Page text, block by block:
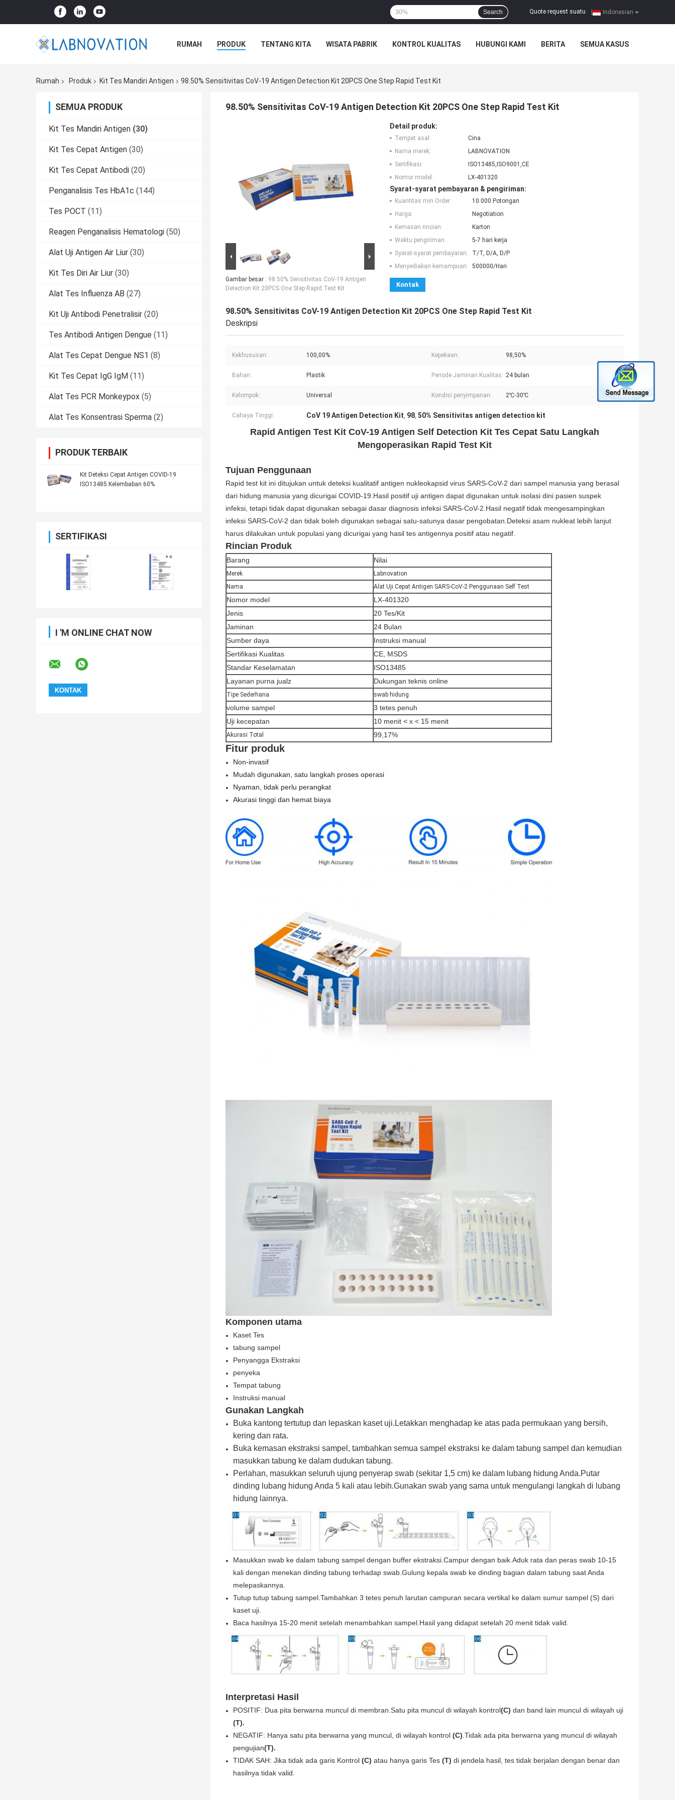
Indonesian
Quote request suatu
Search
RUMAH PRODUK TENTANG KITA WISATA PABRIK KONTROL KUALITAS HUBUNGI KAMI BERITA SEMUA KASUS
Rumah Produk Kit Tes Mandiri Antigen 98.50% Sensitivitas CoV-19 Antigen Detection Kit 20PCS One Step Rapid Test Kit
SEMUA PRODUK
Kit Tes Mandiri Antigen (30)
Kit Tes Cepat Antigen (30)
Kit Tes Cepat Antibodi (20)
Penganalisis Tes HbA1c (144)
Tes POCT (11)
Reagen Penganalisis Hematologi (50)
Alat Uji Antigen Air Liur (30)
Kit Tes Diri Air Liur (30)
Alat Tes Influenza AB (27)
Kit Uji Antibodi Penetralisir (20)
Tes Antibodi Antigen Dengue (11)
Alat Tes Cepat Dengue NS1 (8)
Kit Tes Cepat IgG IgM (11)
Alat Tes PCR Monkeypox (5)
Alat Tes Konsentrasi Sperma (2)
PRODUK TERBAIK
Kit Deteksi Cepat Antigen COVID-19
ISO13485 Kelembaban 60%
SERTIFIKASI
I 'M ONLINE CHAT NOW
98.50% Sensitivitas CoV-19 Antigen Detection Kit 20PCS One Step Rapid Test Kit
Gambar besar : 98.50% Sensitivitas CoV-19 Antigen
Detection Kit 20PCS One Step Rapid Test Kit
Detail produk:
Tempat asal:
Cina
Nama merek:
LABNOVATION
Sertifikasi:
ISO13485,ISO9001,CE
Nomor model:
LX-401320
Syarat-syarat pembayaran & pengiriman:
Kuantitas min Order:
10.000 Potongan
Harga:
Negotiation
Kemasan rincian:
Karton
Waktu pengiriman:
5-7 hari kerja
Syarat-syarat pembayaran:
T/T, D/A, D/P
Menyediakan kemampuan:
500000/Hari
Kontak
98.50% Sensitivitas CoV-19 Antigen Detection Kit 20PCS One Step Rapid Test Kit
Deskripsi
Kekhususan: 100,00% Kepekaan: 98,50%
Bahan: Plastik Periode Jaminan Kualitas: 24 bulan
Kelompok: Universal Kondisi penyimpanan: 2℃-30℃
Cahaya Tinggi: CoV 19 Antigen Detection Kit, 98, 50% Sensitivitas antigen detection kit
Rapid Antigen Test Kit CoV-19 Antigen Self Detection Kit Tes Cepat Satu Langkah
Mengoperasikan Rapid Test Kit
Tujuan Penggunaan
Rapid test kit ini ditujukan untuk deteksi kualitatif antigen nukleokapsid virus SARS-CoV-2 dari sampel manusia yang berasal
dari hidung manusia yang dicurigai COVID-19.Hasil positif uji antigen dapat digunakan untuk isolasi dini pasien suspek
infeksi, tetapi tidak dapat digunakan sebagai dasar diagnosis infeksi SARS-CoV-2.Hasil negatif tidak mengesampingkan
infeksi SARS-CoV-2 dan tidak boleh digunakan sebagai satu-satunya dasar pengobatan.Deteksi asam nukleat lebih lanjut
harus dilakukan untuk populasi yang dicurigai yang hasil tes antigennya positif atau negatif.
Rincian Produk
Barang Nilai
Merek
Labnovation
Nama
Alat Uji Cepat Antigen SARS-CoV-2 Penggunaan Self Test
Nomor model
LX-401320
Jenis
20 Tes/Kit
Jaminan
24 Bulan
Sumber daya
Instruksi manual
Sertifikasi Kualitas
CE, MSDS
Standar Keselamatan
ISO13485
Layanan purna jualz
Dukungan teknis online
Tipe Sederhana swab hidung
volume sampel
3 tetes penuh
Uji kecepatan
10 menit < x < 15 menit
Akurasi Total 99,17%
Fitur produk
Non-invasif
Mudah digunakan, satu langkah proses operasi
Nyaman, tidak perlu perangkat
Akurasi tinggi dan hemat biaya
Komponen utama
Kaset Tes
tabung sampel
Penyangga Ekstraksi
penyeka
Tempat tabung
Instruksi manual
Gunakan Langkah
Buka kantong tertutup dan lepaskan kaset uji.Letakkan menghadap ke atas pada permukaan yang bersih,
kering dan rata.
Buka kemasan ekstraksi sampel, tambahkan semua sampel ekstraksi ke dalam tabung sampel dan kemudian
masukkan tabung ke dalam dudukan tabung.
Perlahan, masukkan seluruh ujung penyerap swab (sekitar 1,5 cm) ke dalam lubang hidung Anda.Putar
dinding lubang hidung Anda 5 kali atau lebih.Gunakan swab yang sama untuk mengulangi langkah di lubang
hidung lainnya.
Masukkan swab ke dalam tabung sampel dengan buffer ekstraksi.Campur dengan baik.Aduk rata dan peras swab 10-15
kali dengan menekan dinding tabung terhadap swab.Gulung kepala swab ke dinding bagian dalam tabung saat Anda
melepaskannya.
Tutup tutup tabung sampel.Tambahkan 3 tetes penuh larutan campuran secara vertikal ke dalam sumur sampel (S) dari
kaset uji.
Baca hasilnya 15-20 menit setelah menambahkan sampel.Hasil yang didapat setelah 20 menit tidak valid.
Interpretasi Hasil
POSITIF: Dua pita berwarna muncul di membran.Satu pita muncul di wilayah kontrol(C) dan band lain muncul di wilayah uji
(T).
NEGATIF: Hanya satu pita berwarna yang muncul, di wilayah kontrol (C).Tidak ada pita berwarna yang muncul di wilayah
pengujian(T).
TIDAK SAH: Jika tidak ada garis Kontrol (C) atau hanya garis Tes (T) di jendela hasil, tes tidak berjalan dengan benar dan
hasilnya tidak valid.